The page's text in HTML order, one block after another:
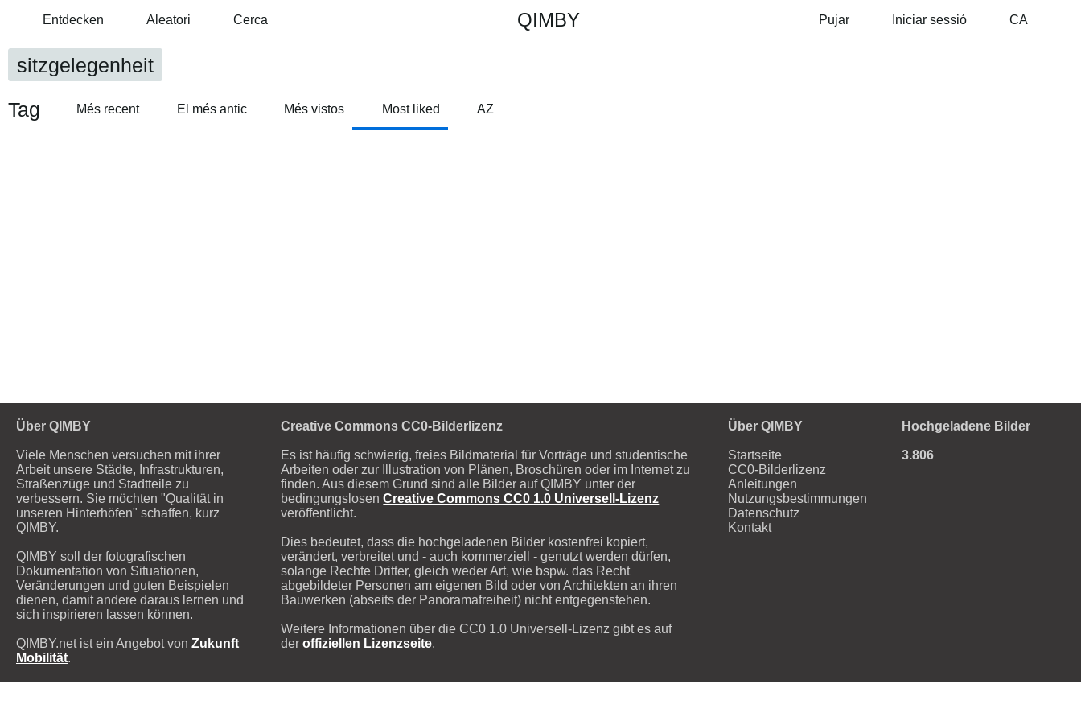
QIMBY
Entdecken Aleatori Cerca Pujar Iniciar sessió CA
sitzgelegenheit
Tag
Més recent El més antic Més vistos Most liked AZ
Über QIMBY
Viele Menschen versuchen mit ihrer
Arbeit unsere Städte, Infrastrukturen,
Straßenzüge und Stadtteile zu
verbessern. Sie möchten "Qualität in
unseren Hinterhöfen" schaffen, kurz
QIMBY.
QIMBY soll der fotografischen
Dokumentation von Situationen,
Veränderungen und guten Beispielen
dienen, damit andere daraus lernen und
sich inspirieren lassen können.
QIMBY.net ist ein Angebot von Zukunft
Mobilität.
Creative Commons CC0-Bilderlizenz
Es ist häufig schwierig, freies Bildmaterial für Vorträge und studentische
Arbeiten oder zur Illustration von Plänen, Broschüren oder im Internet zu
finden. Aus diesem Grund sind alle Bilder auf QIMBY unter der
bedingungslosenCreative Commons CC0 1.0 Universell-Lizenz
veröffentlicht.
Dies bedeutet, dass die hochgeladenen Bilder kostenfrei kopiert,
verändert, verbreitet und - auch kommerziell - genutzt werden dürfen,
solange Rechte Dritter, gleich weder Art, wie bspw. das Recht
abgebildeter Personen am eigenen Bild oder von Architekten an ihren
Bauwerken (abseits der Panoramafreiheit) nicht entgegenstehen.
Weitere Informationen über die CC0 1.0 Universell-Lizenz gibt es auf
deroffiziellen Lizenzseite.
Über QIMBY
Startseite
CC0-Bilderlizenz
Anleitungen
Nutzungsbestimmungen
Datenschutz
Kontakt
Hochgeladene Bilder
3.806